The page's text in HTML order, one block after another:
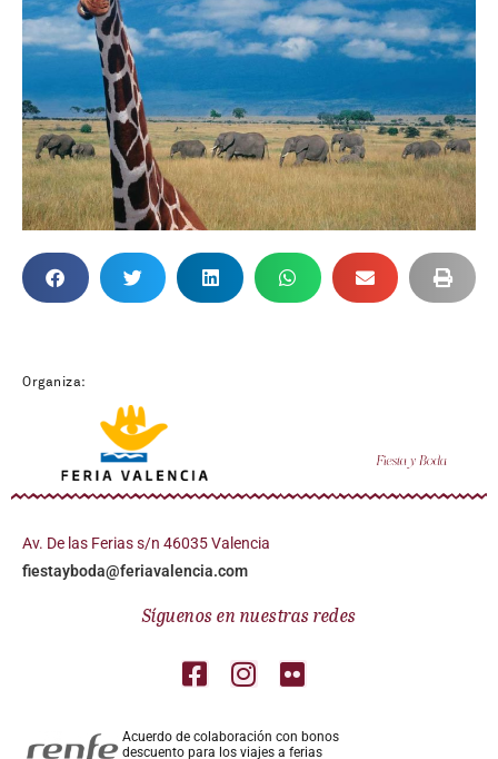
Organiza:
Av. De las Ferias s/n 46035 Valencia
fiestayboda@feriavalencia.com
Síguenos en nuestras redes
Acuerdo de colaboración con bonos
descuento para los viajes a ferias